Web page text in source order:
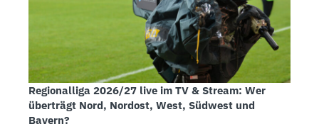
Regionalliga 2026/27 live im TV & Stream: Wer
überträgt Nord, Nordost, West, Südwest und
Bayern?